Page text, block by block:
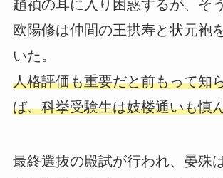
趙禎の耳に入り困惑するが、そ
欧陽修は仲間の王拱寿と状元袍
いた。
人格評価も重要だと前もって知
ば、科挙受験生は妓楼通いも慎
最終選抜の殿試が行われ、晏殊